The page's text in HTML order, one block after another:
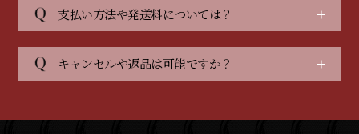
支払い方法や発送料については？
キャンセルや返品は可能ですか？